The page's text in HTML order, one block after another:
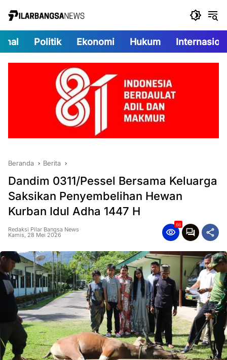
Politik Ekonomi Hukum
Beranda Berita
Dandim 0311/Pessel Bersama Keluarga
Saksikan Penyembelihan Hewan
Kurban Idul Adha 1447 H
Redaksi Pilar Bangsa News
Kamis, 28 Mei 2026
66